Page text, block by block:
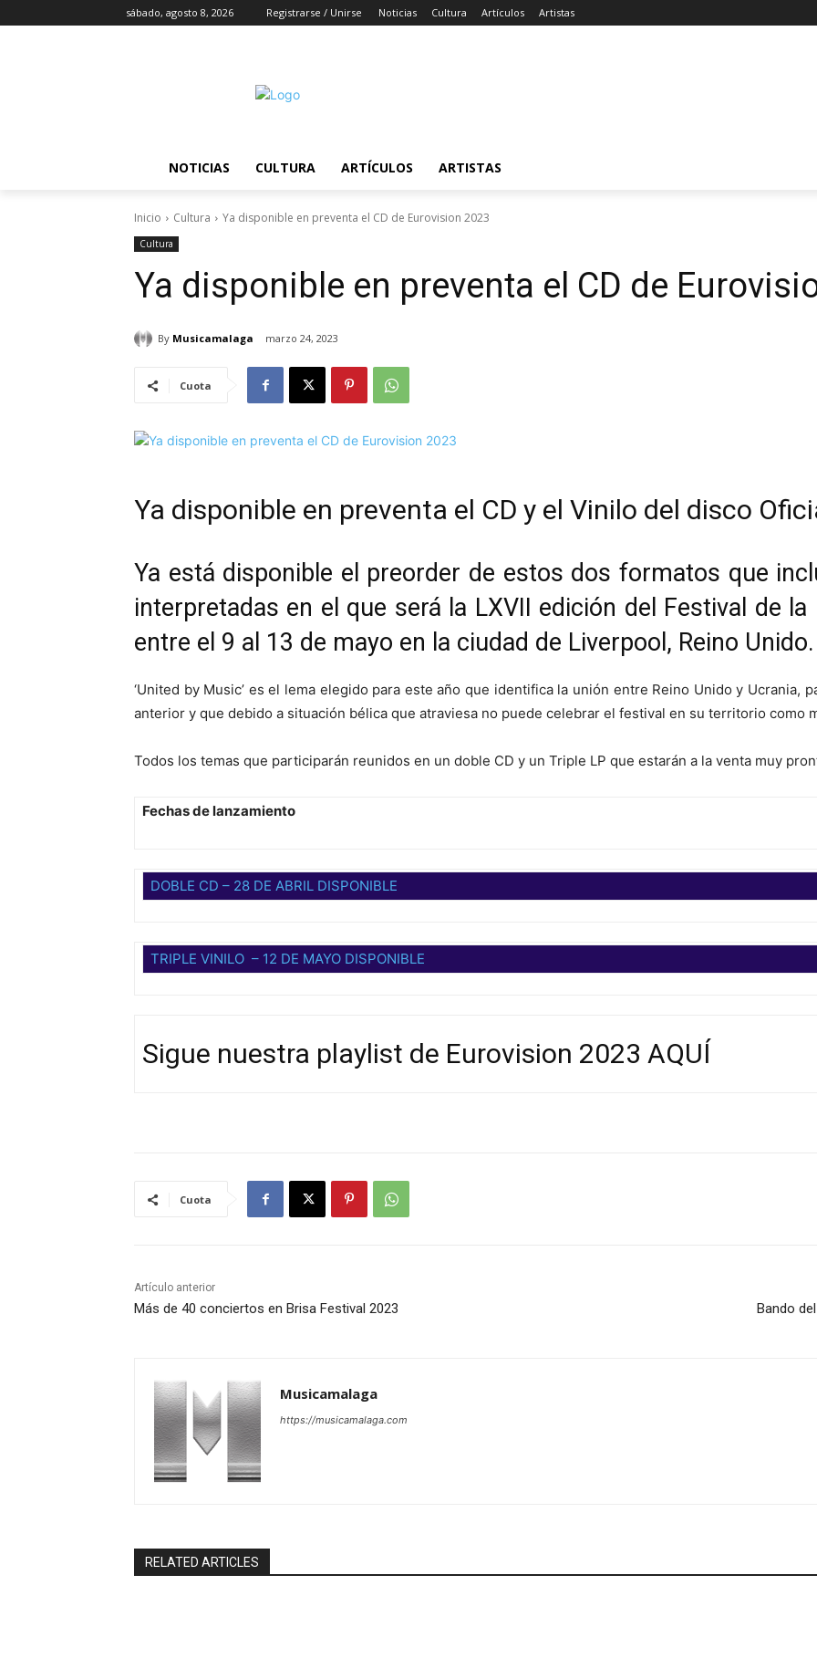
sábado, agosto 8, 2026 Registrarse / Unirse Noticias Cultura Artículos Artistas
NOTICIAS CULTURA ARTÍCULOS ARTISTAS
Inicio Cultura Ya disponible en preventa el CD de Eurovision 2023
Cultura
Ya disponible en preventa el CD de
By Musicamalaga marzo 24, 2023
Cuota
Ya disponible en preventa el CD y el Vinilo del disco
Ya está disponible el preorder de estos dos formatos que
interpretadas en el que será la LXVII edición del Festival de
entre el 9 al 13 de mayo en la ciudad de Liverpool, Reino Unido.
‘United by Music’ es el lema elegido para este año que identifica la unión entre Reino Unido y Ucrania,
anterior y que debido a situación bélica que atraviesa no puede celebrar el festival en su territorio como
Todos los temas que participarán reunidos en un doble CD y un Triple LP que estarán a la venta muy
Fechas de lanzamiento
DOBLE CD – 28 DE ABRIL DISPONIBLE
TRIPLE VINILO – 12 DE MAYO DISPONIBLE
Sigue nuestra playlist de Eurovision 2023 AQUÍ
Cuota
Artículo anterior
Más de 40 conciertos en Brisa Festival 2023 Bando
Musicamalaga
https://musicamalaga.com
RELATED ARTICLES